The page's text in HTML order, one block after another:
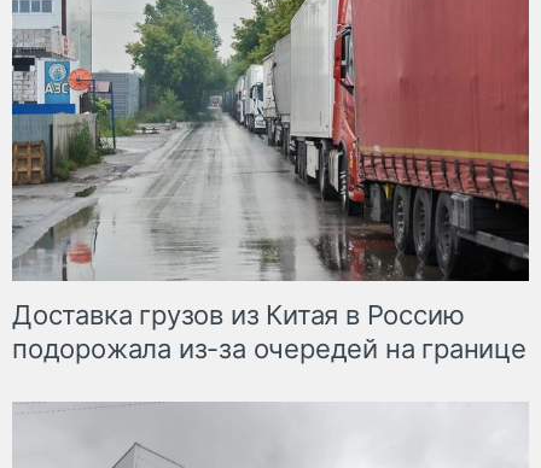
Доставка грузов из Китая в Россию
подорожала из-за очередей на границе